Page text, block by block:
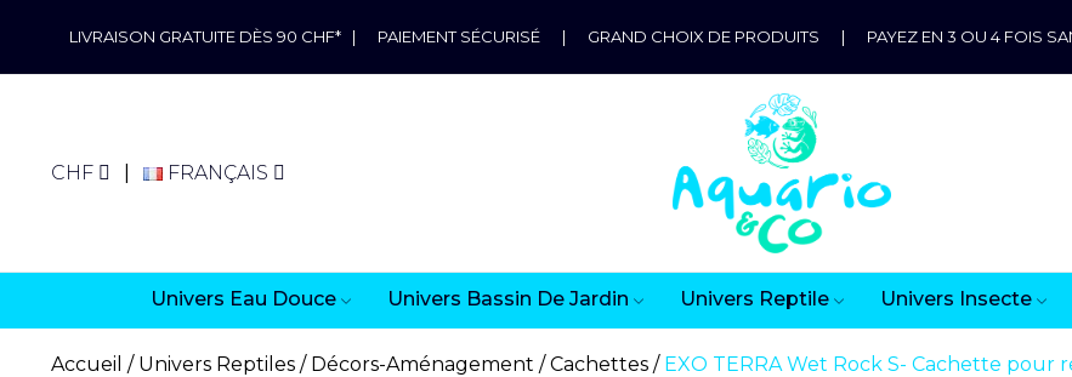
LIVRAISON GRATUITE DÈS 90 CHF* | PAIEMENT SÉCURISÉ | GRAND CHOIX DE PRODUITS | PAYEZ EN 3 OU 4 FOIS
CHF FRANÇAIS
Univers Eau Douce Univers Bassin De Jardin Univers Reptile Univers Insecte
Accueil Univers Reptiles Décors-Aménagement Cachettes EXO TERRA Wet Rock S- Cachette pour